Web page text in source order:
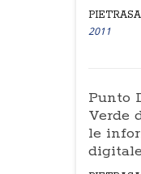
2011
Punto
Verde
le